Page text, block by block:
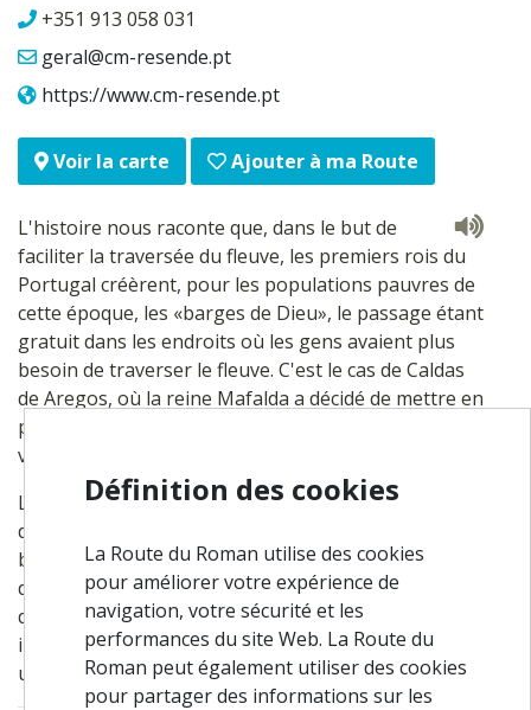
+351 913 058 031
geral@cm-resende.pt
https://www.cm-resende.pt
Voir la carte Ajouter à ma Route
L'histoire nous raconte que, dans le but de
faciliter la traversée du fleuve, les premiers rois du
Portugal créèrent, pour les populations pauvres de
cette époque, les «barges de Dieu», le passage étant
gratuit dans les endroits où les gens avaient plus
besoin de traverser le fleuve. C'est le cas de Caldas
de Aregos, où la reine Mafalda a décidé de mettre en
place l'une de ces barges pour assurer la traversée
vers les établissements thermaux.
Le bateau qui fait désormais cette traversée a été
désigné «Barca d'Aregos», faisant allusion à ces
barges qui, il y a des dizaines et des centaines
d'années, transportaient les populations de Caldas
de Aregos sur l'autre rive où, à la gare de Tormes,
ils prenaient le train de Porto ou du Haut Douro, à
une époque où c'était le seul transport de la région.
Définition des cookies
La Route du Roman utilise des cookies
pour améliorer votre expérience de
navigation, votre sécurité et les
performances du site Web. La Route du
Roman peut également utiliser des cookies
pour partager des informations sur les